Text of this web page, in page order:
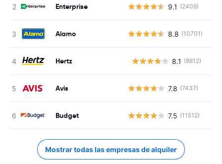
Enterprise 9.1 (2409)
Alamo 8.8 (10701)
Hertz 8.1 (8812)
Avis 7.8 (7437)
Budget 7.5 (11512)
Mostrar todas las empresas de alquiler